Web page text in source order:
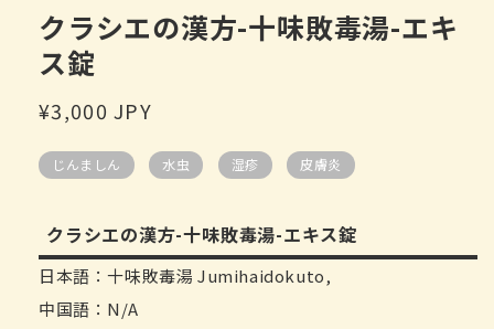
口
中
打
媒
件
クラシエの漢方-十味敗毒湯-エキ
ス錠
常
价
¥3,000 JPY
じんましん 水虫 湿疹 皮膚炎
クラシエの漢方-十味敗毒湯-エキス錠
日本語：十味敗毒湯 Jumihaidokuto,
中国語：N/A